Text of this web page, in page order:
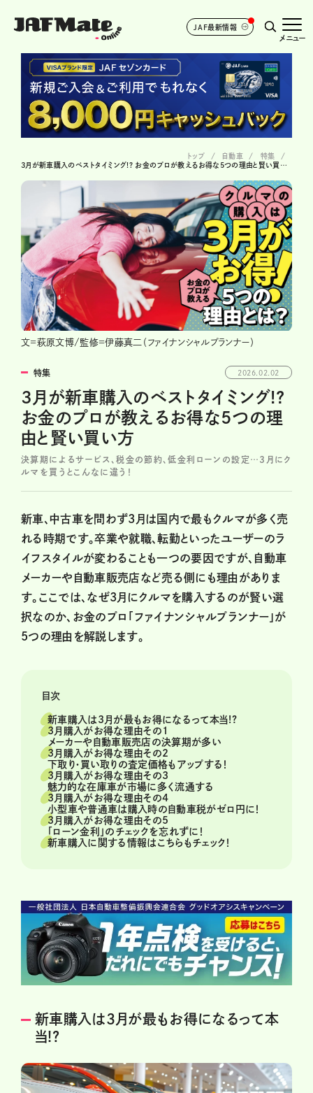
JAF最新情報
メニュー
トップ 自動車
特集
3月が新車購入のベストタイミング!? お金のプロが教えるお得な5つの理由と賢い買い方
文=萩原文博/監修=伊藤真二（ファイナンシャルプランナー）
特集 2026.02.02
3月が新車購入のベストタイミング!?
お金のプロが教えるお得な5つの理
由と賢い買い方
決算期によるサービス、税金の節約、低金利ローンの設定…3月にク
ルマを買うとこんなに違う！
新車、中古車を問わず3月は国内で最もクルマが多く売
れる時期です。卒業や就職、転勤といったユーザーのラ
イフスタイルが変わることも一つの要因ですが、自動車
メーカーや自動車販売店など売る側にも理由がありま
す。ここでは、なぜ3月にクルマを購入するのが賢い選
択なのか、お金のプロ「ファイナンシャルプランナー」が
5つの理由を解説します。
目次
新車購入は3月が最もお得になるって本当!?
3月購入がお得な理由その1
メーカーや自動車販売店の決算期が多い
3月購入がお得な理由その2
下取り・買い取りの査定価格もアップする！
3月購入がお得な理由その3
魅力的な在庫車が市場に多く流通する
3月購入がお得な理由その4
小型車や普通車は購入時の自動車税がゼロ円に！
3月購入がお得な理由その5
「ローン金利」のチェックを忘れずに！
新車購入に関する情報はこちらもチェック！
新車購入は3月が最もお得になるって本
当!?